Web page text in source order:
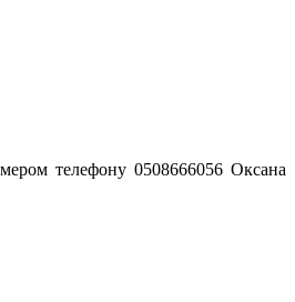
телефону 0508666056 Оксана